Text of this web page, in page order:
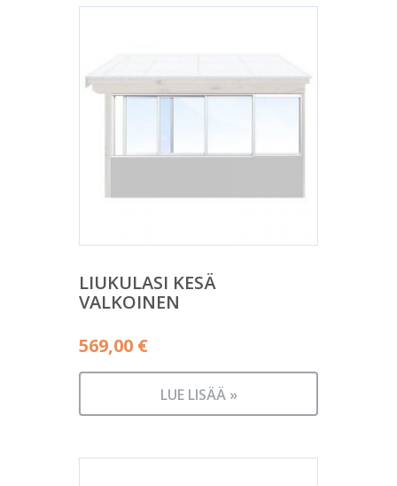
LIUKULASI KESÄ
VALKOINEN
569,00 €
LUE LISÄÄ »